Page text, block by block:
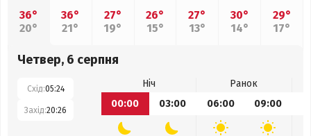
36°
20°
36°
21°
27°
19°
26°
15°
27°
13°
30°
14°
29°
17°
Четвер, 6 серпня
Схід:05:24
Захід:20:26
Ніч
Ранок
00:00
03:00 06:00 09:00